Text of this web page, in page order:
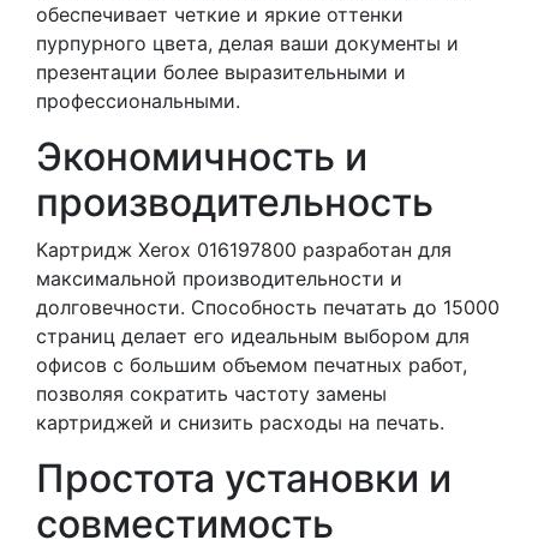
обеспечивает четкие и яркие оттенки
пурпурного цвета, делая ваши документы и
презентации более выразительными и
профессиональными.
Экономичность и
производительность
Картридж Xerox 016197800 разработан для
максимальной производительности и
долговечности. Способность печатать до 15000
страниц делает его идеальным выбором для
офисов с большим объемом печатных работ,
позволяя сократить частоту замены
картриджей и снизить расходы на печать.
Простота установки и
совместимость